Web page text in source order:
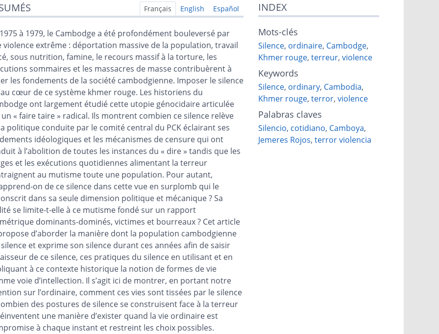
cet article
Français English Español
à 1979, le Cambodge a été profondément bouleversé par
violence extrême : déportation massive de la population, travail
sous nutrition, famine, le recours massif à la torture, les
sommaires et les massacres de masse contribuèrent à
les fondements de la société cambodgienne. Imposer le silence
cœur de ce système khmer rouge. Les historiens du
ont largement étudié cette utopie génocidaire articulée
« faire taire » radical. Ils montrent combien ce silence relève
politique conduite par le comité central du PCK éclairant ses
idéologiques et les mécanismes de censure qui ont
à l’abolition de toutes les instances du « dire » tandis que les
et les exécutions quotidiennes alimentant la terreur
au mutisme toute une population. Pour autant,
on de ce silence dans cette vue en surplomb qui le
dans sa seule dimension politique et mécanique ? Sa
se limite-t-elle à ce mutisme fondé sur un rapport
dominants-dominés, victimes et bourreaux ? Cet article
d’aborder la manière dont la population cambodgienne
et exprime son silence durant ces années afin de saisir
de ce silence, ces pratiques du silence en utilisant et en
à ce contexte historique la notion de formes de vie
voie d’intellection. Il s’agit ici de montrer, en portant notre
sur l’ordinaire, comment ces vies sont tissées par le silence
des postures de silence se construisent face à la terreur
une manière d’exister quand la vie ordinaire est
à chaque instant et restreint les choix possibles.
INDEX
Mots-clés
Silence, ordinaire, Cambodge,
Khmer rouge,terreur,violence
Keywords
Silence, ordinary, Cambodia,
Khmer rouge,terror,violence
Palabras claves
Silencio, cotidiano, Camboya,
Jemeres Rojos,terror violencia